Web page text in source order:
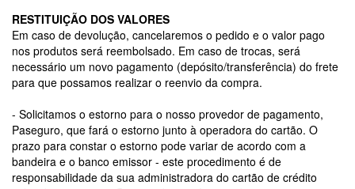
RESTITUIÇÃO DOS VALORES
Em caso de devolução, cancelaremos o pedido e o valor pago
nos produtos será reembolsado. Em caso de trocas, será
necessário um novo pagamento (depósito/transferência) do frete
para que possamos realizar o reenvio da compra.
- Solicitamos o estorno para o nosso provedor de pagamento,
Paseguro, que fará o estorno junto à operadora do cartão. O
prazo para constar o estorno pode variar de acordo com a
bandeira e o banco emissor - este procedimento é de
responsabilidade da sua administradora do cartão de crédito